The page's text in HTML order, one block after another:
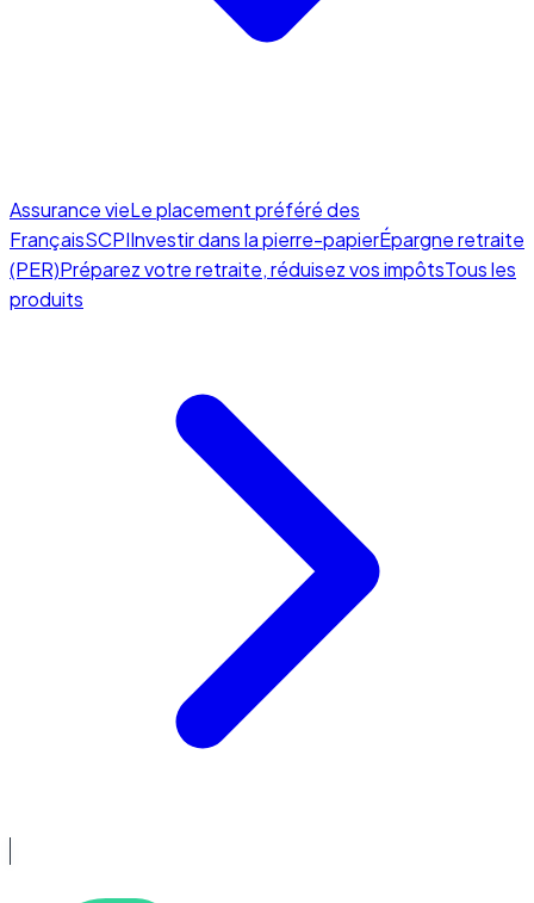
Assurance vieLe placement préféré des
FrançaisSCPIInvestir dans la pierre-papierÉpargne retraite
(PER)Préparez votre retraite, réduisez vos impôtsTous les
produits